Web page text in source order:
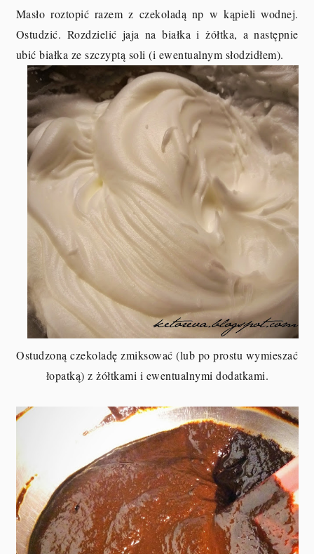
Masło roztopić razem z czekoladą np w kąpieli wodnej.
Ostudzić. Rozdzielić jaja na białka i żółtka, a następnie
ubić białka ze szczyptą soli (i ewentualnym słodzidłem).
Ostudzoną czekoladę zmiksować (lub po prostu wymieszać
łopatką) z żółtkami i ewentualnymi dodatkami.